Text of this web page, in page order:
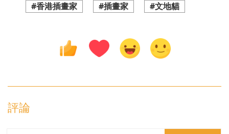
#香港插畫家 #插畫家 #文地貓
評論